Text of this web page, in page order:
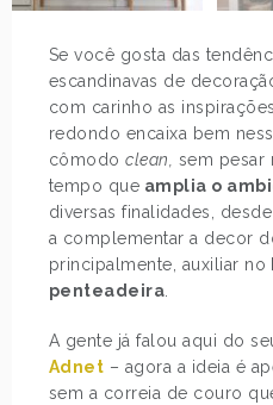
Se você gosta das
escandinavas de
com carinho as
redondo encaixa bem
cômodoclean,
sem pesar
tempo que amplia o
diversas finalidades,
a complementar a decor
principalmente, auxiliar no
penteadeira
A gente já falou aqui do
Adnet – agora a ideia é
sem a correia de couro